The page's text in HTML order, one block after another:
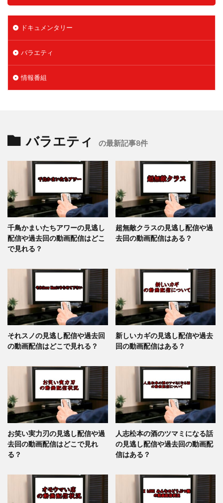
ドキュメンタリー
バラエティ
情報番組
バラエティ の最新記事8件
千鳥かまいたちアワーの見逃し
配信や過去回の動画配信はどこ
で見れる？
超無敵クラスの見逃し配信や過
去回の動画配信はある？
それスノの見逃し配信や過去回
の動画配信はどこで見れる？
新しいカギの見逃し配信や過去
回の動画配信はある？
お笑い実力刃の見逃し配信や過
去回の動画配信はどこで見れ
る？
人志松本の酒のツマミになる話
の見逃し配信や過去回の動画配
信はある？